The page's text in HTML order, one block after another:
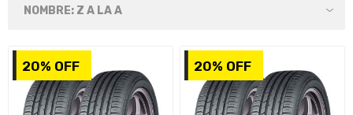
20% OFF 20% OFF